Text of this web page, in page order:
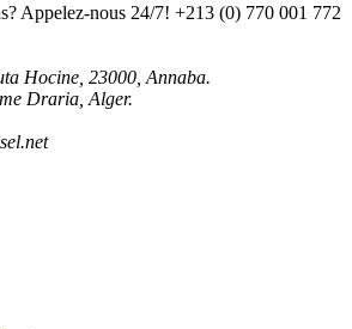
Appelez-nous 24/7! +213 (0) 770 001 772
Hocine, 23000, Annaba.
Draria, Alger.